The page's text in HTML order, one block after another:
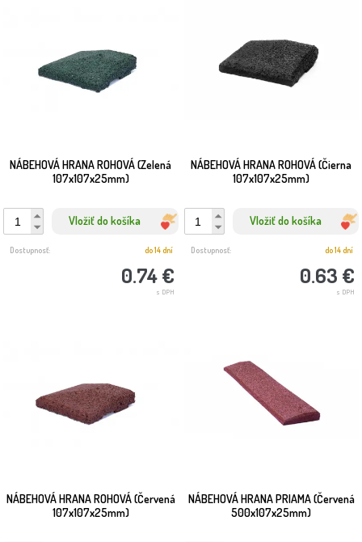
NÁBEHOVÁ HRANA ROHOVÁ (Zelená
107x107x25mm)
Vložiť do košíka
0.74 €
s DPH
Dostupnosť: do 14 dní
NÁBEHOVÁ HRANA ROHOVÁ (Čierna
107x107x25mm)
Vložiť do košíka
0.63 €
s DPH
Dostupnosť: do 14 dní
NÁBEHOVÁ HRANA ROHOVÁ (Červená
107x107x25mm)
NÁBEHOVÁ HRANA PRIAMA (Červená
500x107x25mm)